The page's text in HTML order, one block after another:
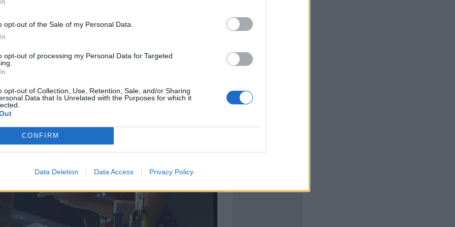
opt-out of the Sale of my Personal Data.
opt-out of processing my Personal Data for Targeted
opt-out of Collection, Use, Retention, Sale, and/or Sharing
Data that Is Unrelated with the Purposes for which it
CONFIRM
Data Deletion Data Access Privacy Policy
19 Marzo 2021- 4.230 visualizzazioni